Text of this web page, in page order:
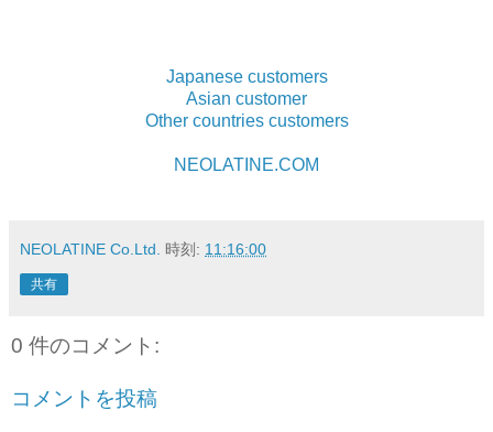
Japanese customers
Asian customer
Other countries customers
NEOLATINE.COM
NEOLATINE Co.Ltd. 時刻: 11:16:00
共有
0 件のコメント:
コメントを投稿